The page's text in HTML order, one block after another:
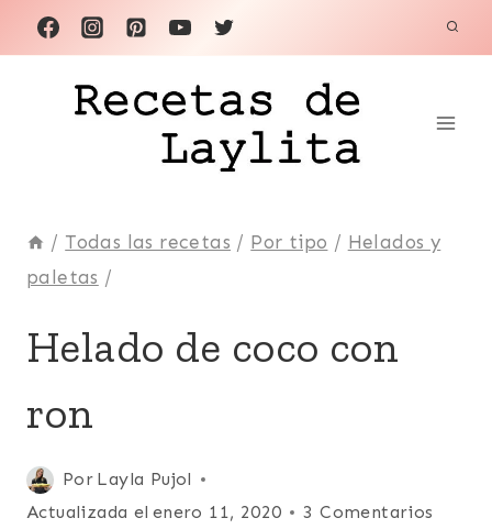
Saltar
al
contenido
/ Todas las recetas / Por tipo / Helados y
paletas /
NUEVO
|
DE
LOS
ENAMORADOS
Helado de coco con
ron
Por Layla Pujol
Publicada
el
Actualizada el enero 11, 2020 3 Comentarios